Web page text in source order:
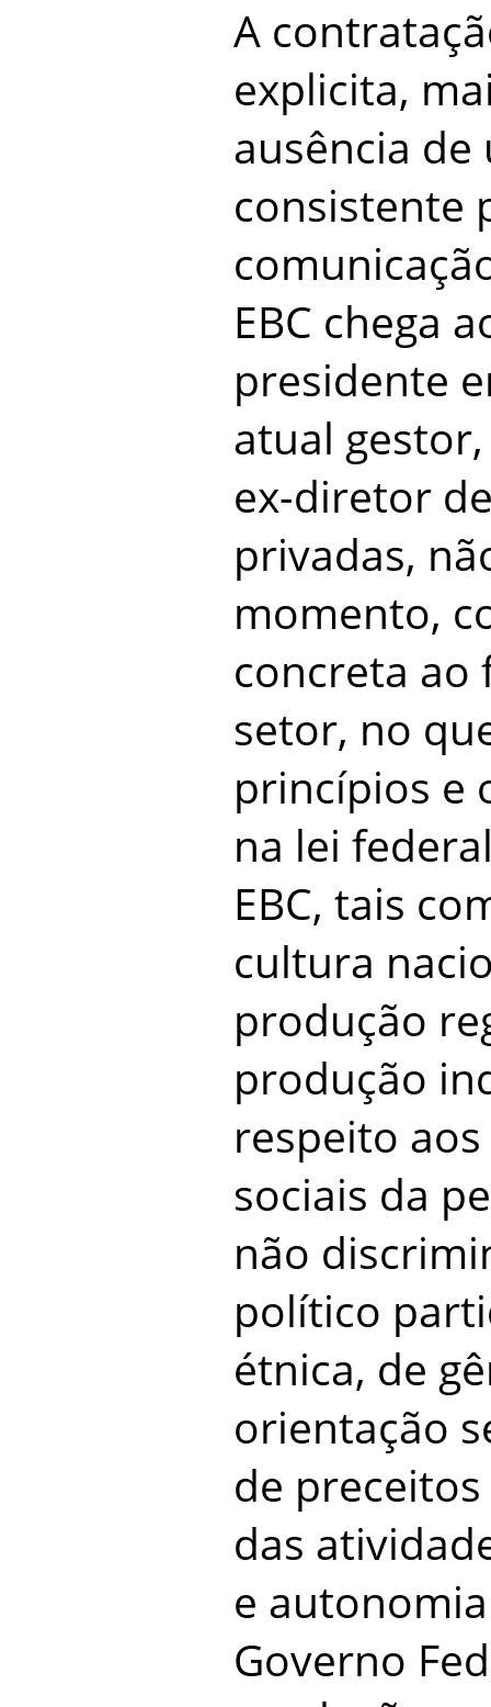
A
explicita,
ausência
consistente
EBC chega
presidente
atual
ex-diretor
privadas,
momento,
concreta
setor, no
princípios e
na lei
EBC, tais
cultura
produção
produção
respeito
sociais da
não
político
étnica, de
orientação
de
das
e
Governo